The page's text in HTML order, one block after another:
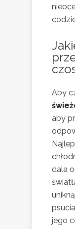
Aby
aby
dala
jego